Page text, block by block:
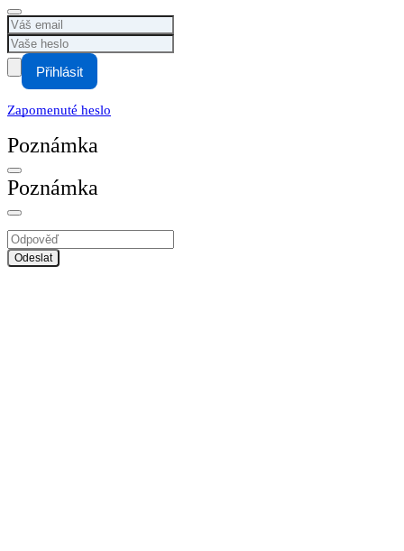
Přihlásit
Zapomenuté heslo
Poznámka
Poznámka
Odeslat